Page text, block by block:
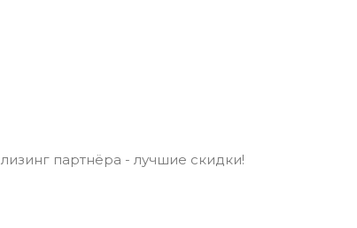
партнёра - лучшие скидки!